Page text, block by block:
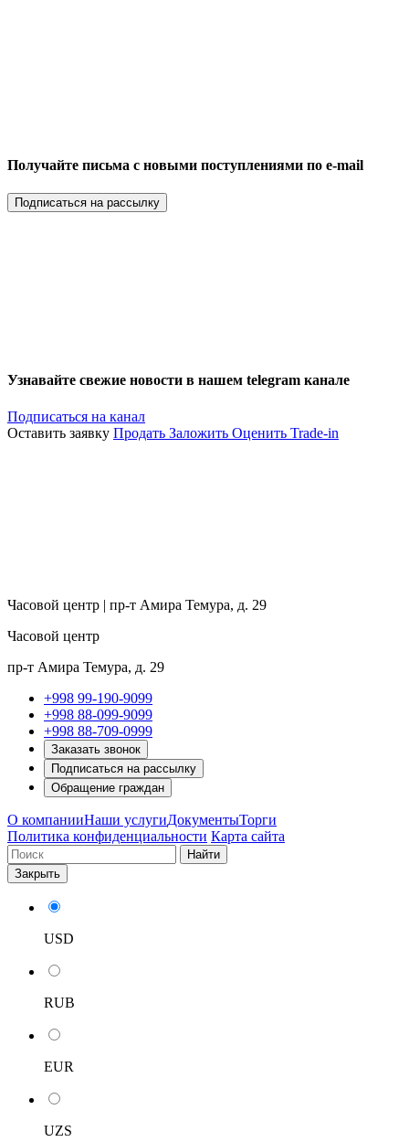
Получайте письма с новыми поступлениями по e-mail
Подписаться на рассылку
Узнавайте свежие новости в нашем telegram канале
Подписаться на канал
Оставить заявку Продать Заложить Оценить Trade-in
Часовой центр | пр-т Амира Темура, д. 29
Часовой центр
пр-т Амира Темура, д. 29
+998 99-190-9099
+998 88-099-9099
+998 88-709-0999
Заказать звонок
Подписаться на рассылку
Обращение граждан
О компанииНаши услугиДокументыТорги
Политика конфиденциальности Карта сайта
Найти
Закрыть
USD
RUB
EUR
UZS